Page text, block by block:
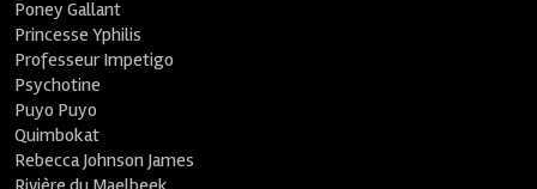
Poney Gallant
Princesse Yphilis
Professeur Impetigo
Psychotine
Puyo Puyo
Quimbokat
Rebecca Johnson James